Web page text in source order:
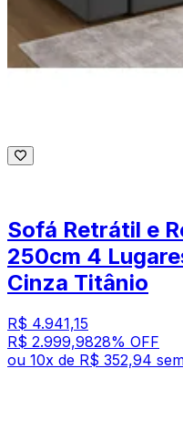
Sofá Retrátil e
250cm 4
Cinza Titânio
R$ 4.941,15
R$ 2.999,9828% OFF
ou 10x de R$ 352,94